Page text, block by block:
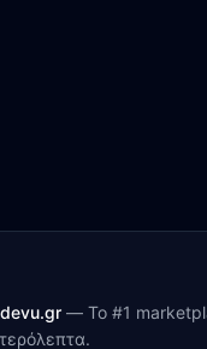
— Το #1